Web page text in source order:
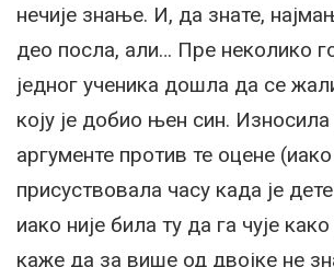
нечије знање. И, да знате,
део посла, али… Пре неколико
једног ученика дошла да се
коју је добио њен син. Износила
аргументе против те оцене (иако
присуствовала часу када је
иако није била ту да га чује
каже да за више од двојке не